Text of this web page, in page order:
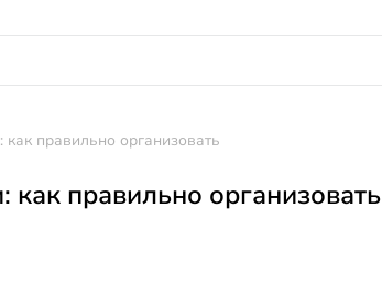
правильно организовать
правильно организовать